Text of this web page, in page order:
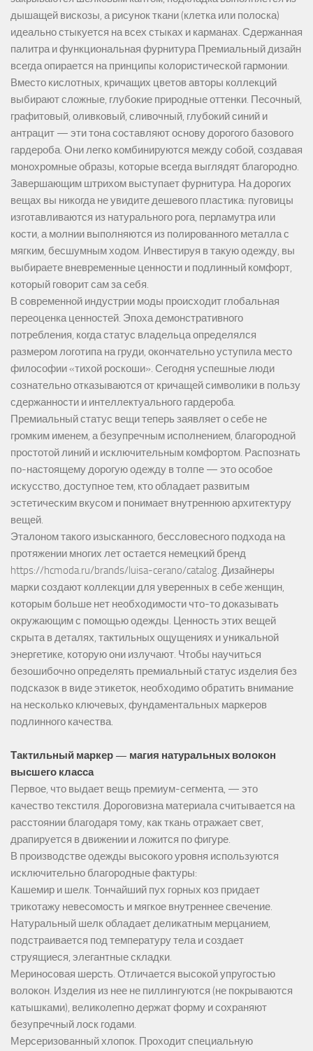
дышащей вискозы, а рисунок ткани (клетка или полоска)
идеально стыкуется на всех стыках и карманах. Сдержанная
палитра и функциональная фурнитура Премиальный дизайн
всегда опирается на принципы колористической гармонии.
Вместо кислотных, кричащих цветов авторы коллекций
выбирают сложные, глубокие природные оттенки. Песочный,
графитовый, оливковый, сливочный, глубокий синий и
антрацит — эти тона составляют основу дорогого базового
гардероба. Они легко комбинируются между собой, создавая
монохромные образы, которые всегда выглядят благородно.
Завершающим штрихом выступает фурнитура. На дорогих
вещах вы никогда не увидите дешевого пластика: пуговицы
изготавливаются из натурального рога, перламутра или
кости, а молнии выполняются из полированного металла с
мягким, бесшумным ходом. Инвестируя в такую одежду, вы
выбираете вневременные ценности и подлинный комфорт,
который говорит сам за себя.
В современной индустрии моды происходит глобальная
переоценка ценностей. Эпоха демонстративного
потребления, когда статус владельца определялся
размером логотипа на груди, окончательно уступила место
философии «тихой роскоши». Сегодня успешные люди
сознательно отказываются от кричащей символики в пользу
сдержанности и интеллектуального гардероба.
Премиальный статус вещи теперь заявляет о себе не
громким именем, а безупречным исполнением, благородной
простотой линий и исключительным комфортом. Распознать
по-настоящему дорогую одежду в толпе — это особое
искусство, доступное тем, кто обладает развитым
эстетическим вкусом и понимает внутреннюю архитектуру
вещей.
Эталоном такого изысканного, бессловесного подхода на
протяжении многих лет остается немецкий бренд
https://hcmoda.ru/brands/luisa-cerano/catalog. Дизайнеры
марки создают коллекции для уверенных в себе женщин,
которым больше нет необходимости что-то доказывать
окружающим с помощью одежды. Ценность этих вещей
скрыта в деталях, тактильных ощущениях и уникальной
энергетике, которую они излучают. Чтобы научиться
безошибочно определять премиальный статус изделия без
подсказок в виде этикеток, необходимо обратить внимание
на несколько ключевых, фундаментальных маркеров
подлинного качества.
Тактильный маркер — магия натуральных волокон
высшего класса
Первое, что выдает вещь премиум-сегмента, — это
качество текстиля. Дороговизна материала считывается на
расстоянии благодаря тому, как ткань отражает свет,
драпируется в движении и ложится по фигуре.
В производстве одежды высокого уровня используются
исключительно благородные фактуры:
Кашемир и шелк. Тончайший пух горных коз придает
трикотажу невесомость и мягкое внутреннее свечение.
Натуральный шелк обладает деликатным мерцанием,
подстраивается под температуру тела и создает
струящиеся, элегантные складки.
Мериносовая шерсть. Отличается высокой упругостью
волокон. Изделия из нее не пиллингуются (не покрываются
катышками), великолепно держат форму и сохраняют
безупречный лоск годами.
Мерсеризованный хлопок. Проходит специальную